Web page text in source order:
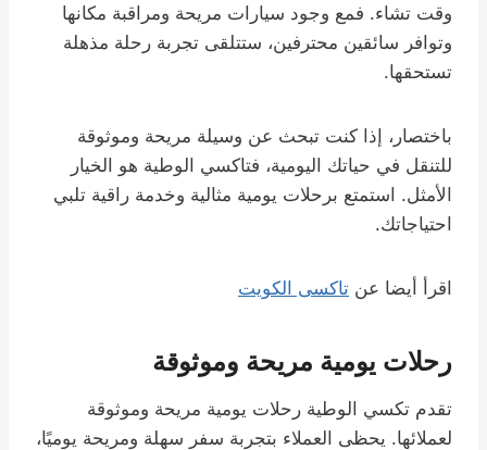
وقت تشاء. فمع وجود سيارات مريحة ومراقبة مكانها
وتوافر سائقين محترفين، ستتلقى تجربة رحلة مذهلة
تستحقها.
باختصار، إذا كنت تبحث عن وسيلة مريحة وموثوقة
للتنقل في حياتك اليومية، فتاكسي الوطية هو الخيار
الأمثل. استمتع برحلات يومية مثالية وخدمة راقية تلبي
احتياجاتك.
اقرأ أيضا عن تاكسى الكويت
رحلات يومية مريحة وموثوقة
تقدم تكسي الوطية رحلات يومية مريحة وموثوقة
لعملائها. يحظى العملاء بتجربة سفر سهلة ومريحة يوميًا،